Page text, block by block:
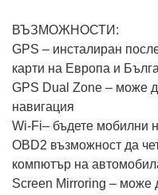
ВЪЗМОЖНОСТИ:
GPS – инсталиран
карти на Европа и
GPS Dual Zone – може
навигация
Wi-Fi– бъдете мобилни
OBD2 възможност да
компютър на
Screen Mirroring – може